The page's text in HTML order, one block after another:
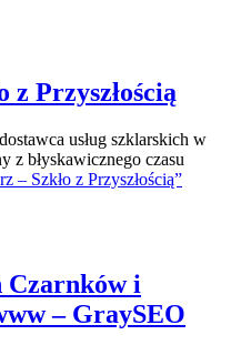
z Przyszłością
usług szklarskich w
z błyskawicznego czasu
– Szkło z Przyszłością”
Czarnków i
– GraySEO